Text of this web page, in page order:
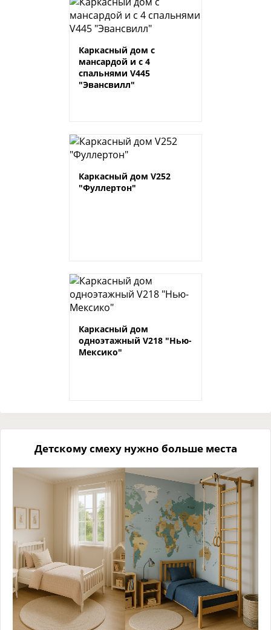
Каркасный дом с
мансардой и с 4
спальнями V445
"Эвансвилл"
Каркасный дом V252
"Фуллертон"
Каркасный дом
одноэтажный V218 "Нью-
Мексико"
Детскому смеху нужно больше места